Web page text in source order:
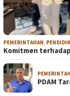
PEMERINTAHAN
Komitmen
PDAM